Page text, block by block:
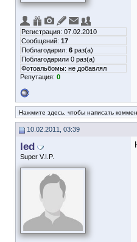
Регистрация: 07.02.2010
Сообщений: 17
Поблагодарил: 6 раз(а)
Поблагодарили 0 раз(а)
Фотоальбомы: не добавлял
Репутация: 0
Нажмите здесь, чтобы написать
10.02.2011, 03:39
led
Super V.I.P.